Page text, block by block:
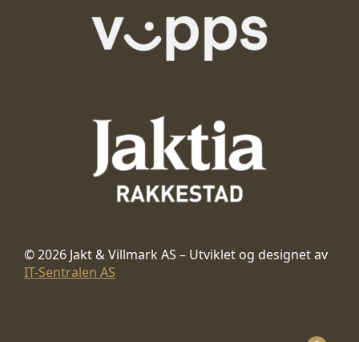
© 2026 Jakt & Villmark AS – Utviklet og designet av
IT-Sentralen AS